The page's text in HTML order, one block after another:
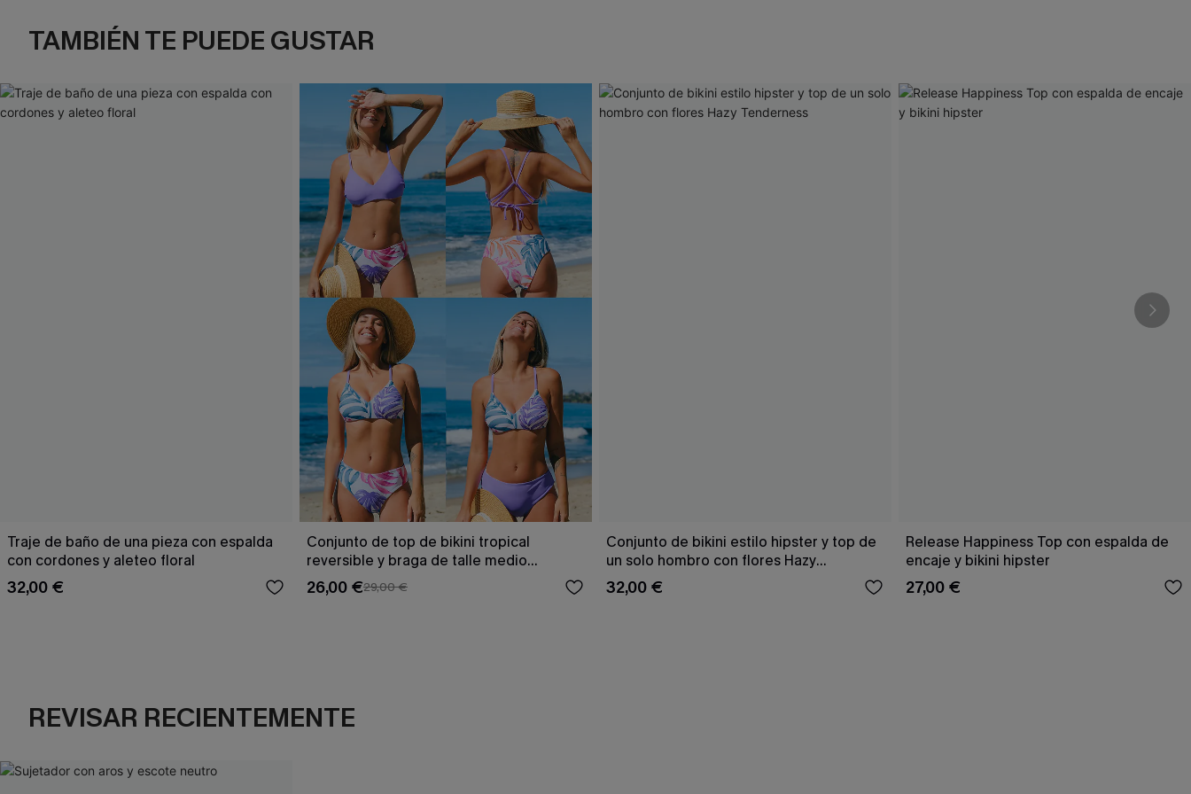
TAMBIÉN TE PUEDE GUSTAR
Traje de baño de una pieza con espalda
con cordones y aleteo floral
32,00 €
Conjunto de top de bikini tropical
reversible y braga de talle medio
Escaping
26,00 €29,00 €
Conjunto de bikini estilo hipster y top de
un solo hombro con flores Hazy
Tenderness
32,00 €
Release Happiness Top con espalda de
encaje y bikini hipster
27,00 €
REVISAR RECIENTEMENTE